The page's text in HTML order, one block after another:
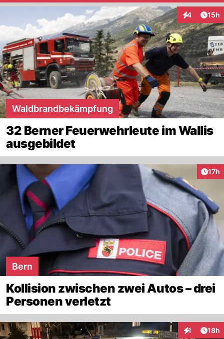
4
Interaktionen
15h
Waldbrandbekämpfung
32 Berner Feuerwehrleute im Wallis
ausgebildet
17h
Bern
Kollision zwischen zwei Autos – drei
Personen verletzt
1 18h